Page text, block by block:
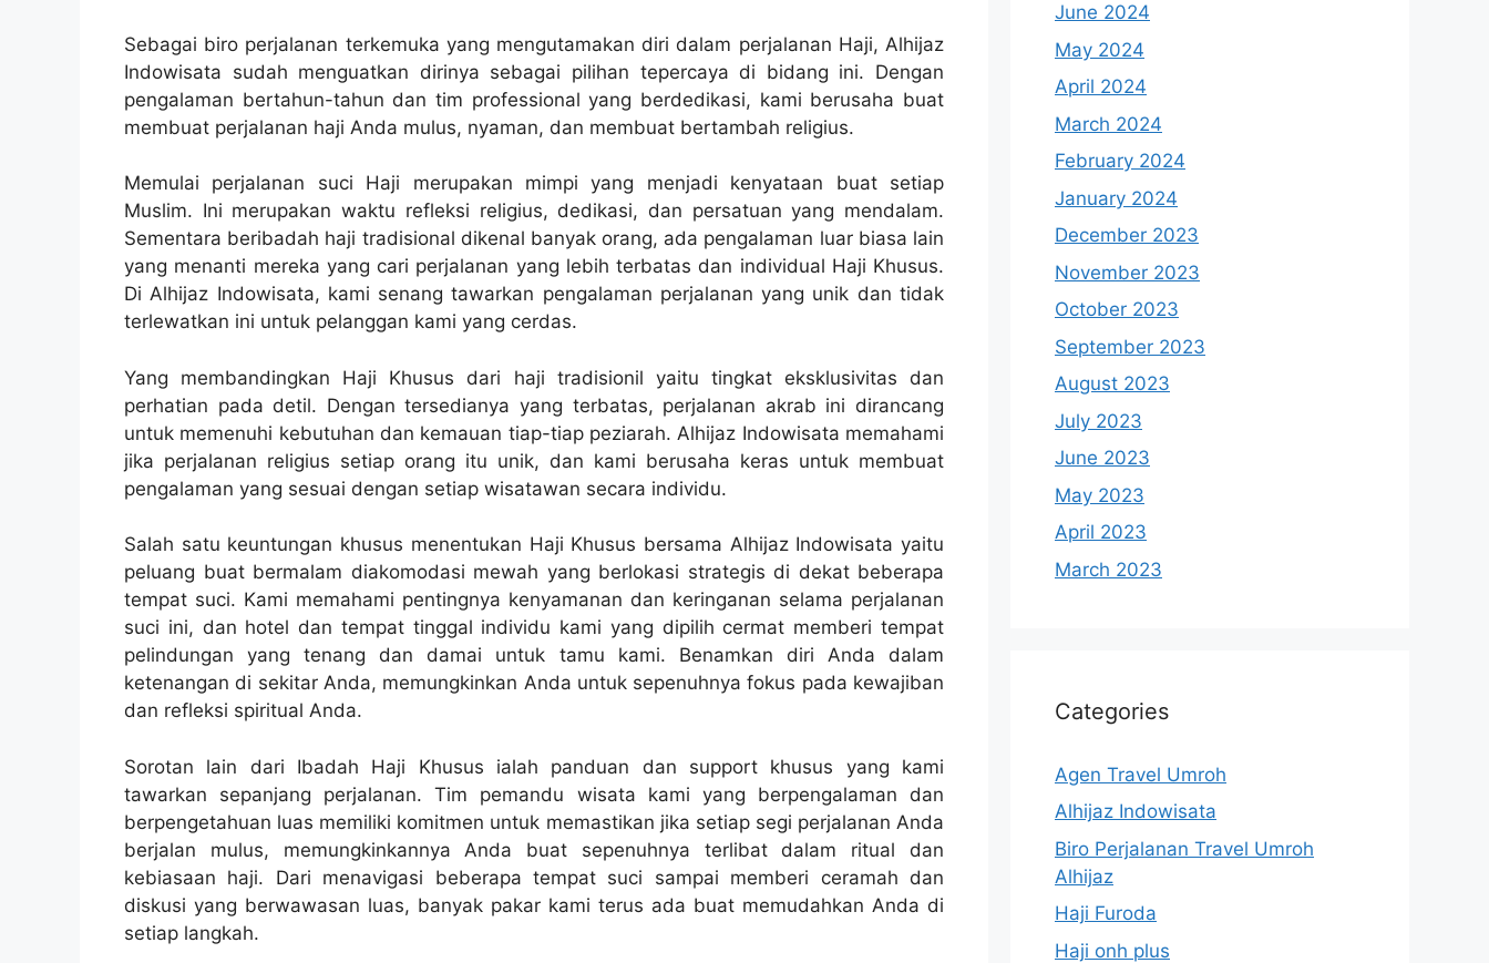
Sebagai biro perjalanan terkemuka yang mengutamakan diri dalam perjalanan Haji, Alhijaz
Indowisata sudah menguatkan dirinya sebagai pilihan tepercaya di bidang ini. Dengan
pengalaman bertahun-tahun dan tim professional yang berdedikasi, kami berusaha buat
membuat perjalanan haji Anda mulus, nyaman, dan membuat bertambah religius.
Memulai perjalanan suci Haji merupakan mimpi yang menjadi kenyataan buat setiap
Muslim. Ini merupakan waktu refleksi religius, dedikasi, dan persatuan yang mendalam.
Sementara beribadah haji tradisional dikenal banyak orang, ada pengalaman luar biasa lain
yang menanti mereka yang cari perjalanan yang lebih terbatas dan individual Haji Khusus.
Di Alhijaz Indowisata, kami senang tawarkan pengalaman perjalanan yang unik dan tidak
terlewatkan ini untuk pelanggan kami yang cerdas.
Yang membandingkan Haji Khusus dari haji tradisionil yaitu tingkat eksklusivitas dan
perhatian pada detil. Dengan tersedianya yang terbatas, perjalanan akrab ini dirancang
untuk memenuhi kebutuhan dan kemauan tiap-tiap peziarah. Alhijaz Indowisata memahami
jika perjalanan religius setiap orang itu unik, dan kami berusaha keras untuk membuat
pengalaman yang sesuai dengan setiap wisatawan secara individu.
Salah satu keuntungan khusus menentukan Haji Khusus bersama Alhijaz Indowisata yaitu
peluang buat bermalam diakomodasi mewah yang berlokasi strategis di dekat beberapa
tempat suci. Kami memahami pentingnya kenyamanan dan keringanan selama perjalanan
suci ini, dan hotel dan tempat tinggal individu kami yang dipilih cermat memberi tempat
pelindungan yang tenang dan damai untuk tamu kami. Benamkan diri Anda dalam
ketenangan di sekitar Anda, memungkinkan Anda untuk sepenuhnya fokus pada kewajiban
dan refleksi spiritual Anda.
Sorotan lain dari Ibadah Haji Khusus ialah panduan dan support khusus yang kami
tawarkan sepanjang perjalanan. Tim pemandu wisata kami yang berpengalaman dan
berpengetahuan luas memiliki komitmen untuk memastikan jika setiap segi perjalanan Anda
berjalan mulus, memungkinkannya Anda buat sepenuhnya terlibat dalam ritual dan
kebiasaan haji. Dari menavigasi beberapa tempat suci sampai memberi ceramah dan
diskusi yang berwawasan luas, banyak pakar kami terus ada buat memudahkan Anda di
setiap langkah.
June 2024
May 2024
April 2024
March 2024
February 2024
January 2024
December 2023
November 2023
October 2023
September 2023
August 2023
July 2023
June 2023
May 2023
April 2023
March 2023
Categories
Agen Travel Umroh
Alhijaz Indowisata
Biro Perjalanan Travel Umroh
Alhijaz
Haji Furoda
Haji onh plus